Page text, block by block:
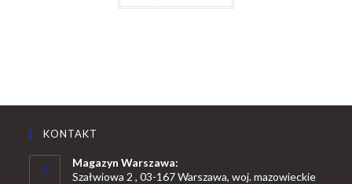
KONTAKT
Magazyn Warszawa:
Szałwiowa 2 , 03-167 Warszawa, woj. mazowieckie